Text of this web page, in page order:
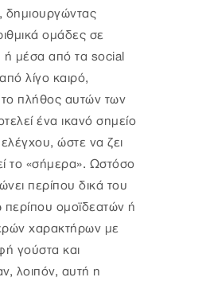
δημιουργώντας
ομάδες σε
μέσα από τα social
λίγο καιρό,
το πλήθος αυτών των
ένα ικανό σημείο
ώστε να ζει
το «σήμερα». Ωστόσο
περίπου δικά του
ομοϊδεατών ή
χαρακτήρων με
γούστα και
λοιπόν, αυτή η